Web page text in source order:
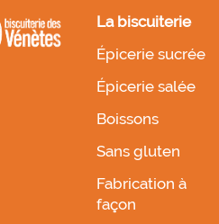
La biscuiterie
Épicerie sucrée
Épicerie salée
Boissons
Sans gluten
Fabrication à
façon